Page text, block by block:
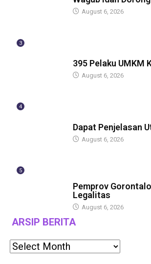
August 6, 2026
3
395 Pelaku UMKM
August 6, 2026
4
Dapat Penjelasan
August 6, 2026
5
Pemprov
Legalitas
August 6, 2026
ARSIP BERITA